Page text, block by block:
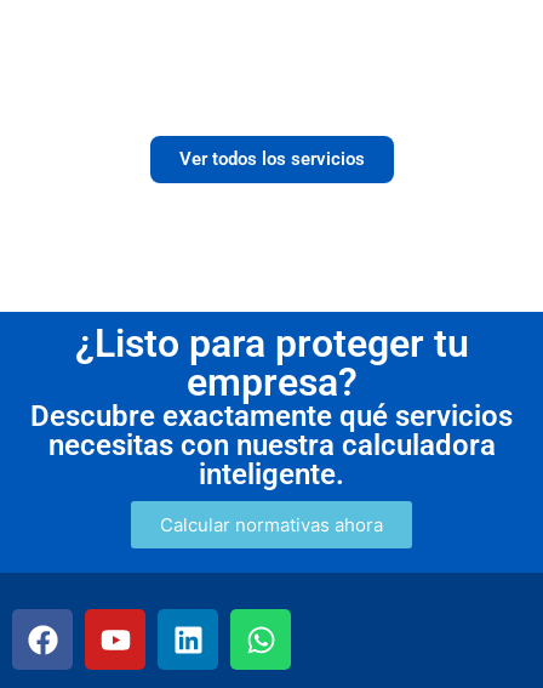
Ver todos los servicios
¿Listo para proteger tu
empresa?
Descubre exactamente qué servicios
necesitas con nuestra calculadora
inteligente.
Calcular normativas ahora